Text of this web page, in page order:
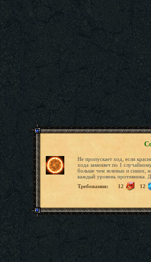
Не пропускает ход, если
хода заменяет по 1
больше чем зеленых и синих,
каждый уровень противника.
Требования:
12 12